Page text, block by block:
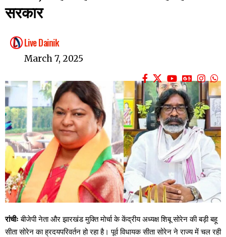
सरकार
Live Dainik
March 7, 2025
रांचीः बीजेपी नेता और झारखंड मुक्ति मोर्चा के केंद्रीय अध्यक्ष शिबू सोरेन की बड़ी बहू
सीता सोरेन का ह्रदयपरिवर्तन हो रहा है। पूर्व विधायक सीता सोरेन ने राज्य में चल रही